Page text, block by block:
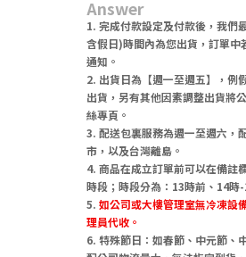
Answer
1. 完成付款設定及付款後，我們
含假日)時間內為您出貨，訂單中
通知。
2. 出貨日為【週一至週五】，例
出貨，另有其他因素調整出貨將
絲專頁。
3. 配送包裏服務為週一至週六，
市，以及台灣離島。
4. 商品在成立訂單前可以在備註
時段；時段分為：13時前、14時
5. 如公司或大樓管理室無冷凍設
理員代收。
6. 特殊節日：如春節、中元節、